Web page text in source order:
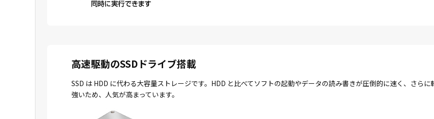
高速駆動のSSDドライブ搭載
SSD は HDD に代わる大容量ストレージです。HDD と比べてソフトの起動やデータの読み書きが圧倒的に速く、さら
強いため、人気が高まっています。